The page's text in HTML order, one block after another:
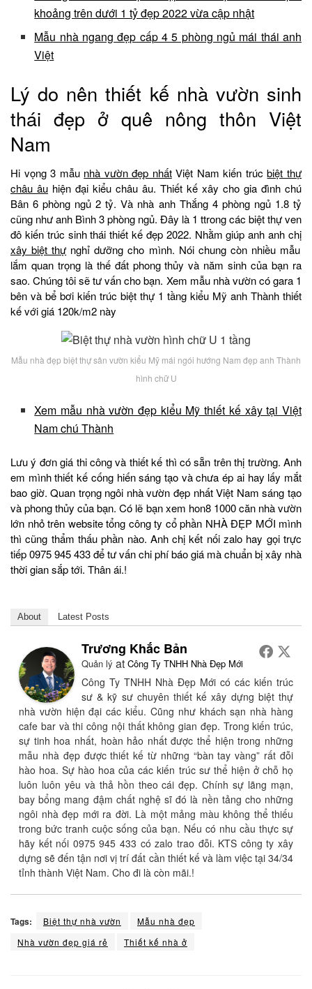
khoảng trên dưới 1 tỷ đẹp 2022 vừa cập nhật
Mẫu nhà ngang đẹp cấp 4 5 phòng ngủ mái thái anh
Việt
Lý do nên thiết kế nhà vườn sinh
thái đẹp ở quê nông thôn Việt
Nam
Hi vọng 3 mẫu nhà vườn đẹp nhấtViệt Nam kiến trúcbiệt thự
châu âu hiện đại kiểu châu âu. Thiết kế xây cho gia đình chú
Bân 6 phòng ngủ 2 tỷ. Và nhà anh Thắng 4 phòng ngủ 1.8 tỷ
cũng như anh Bình 3 phòng ngủ. Đây là 1 ttrong các biệt thự ven
đô kiến trúc sinh thái thiết kế đẹp 2022. Nhằm giúp anh anh chị
xây biệt thự nghỉ dưỡng cho mình. Nói chung còn nhiều mẫu
lắm quan trọng là thế đất phong thủy và năm sinh của bạn ra
sao. Chúng tôi sẽ tư vấn cho bạn. Xem mẫu nhà vườn có gara 1
bên và bể bơi kiến trúc biệt thự 1 tầng kiểu Mỹ anh Thành thiết
kế với giá 120k/m2 này
Mẫu nhà đẹp biệt thự sân vườn kiểu Mỹ mái ngói hướng Nam đẹp anh Thành
hình chữ U
Xem mẫu nhà vườn đẹp kiểu Mỹ thiết kế xây tại Việt
Nam chú Thành
Lưu ý đơn giá thi công và thiết kế thì có sẵn trên thị trường. Anh
em mình thiết kế cống hiến sáng tạo và chưa ép ai hay lấy mắt
bao giờ. Quan trọng ngôi nhà vườn đẹp nhất Việt Nam sáng tạo
và phong thủy của bạn. Có lẽ bạn xem hon8 1000 căn nhà vườn
lớn nhỏ trên website tổng công ty cổ phần NHÀ ĐẸP MỚI mình
thì cũng thẩm thấu phần nào. Anh chị kết nối zalo hay gọi trực
tiếp 0975 945 433 để tư vấn chi phí báo giá mà chuẩn bị xây nhà
thời gian sắp tới. Thân ái.!
About Latest Posts
Trương Khắc Bản
Quản lý at Công Ty TNHH Nhà Đẹp Mới
Công Ty TNHH Nhà Đẹp Mới có các kiến trúc
sư & kỹ sư chuyên thiết kế xây dựng biệt thự
nhà vườn hiện đại các kiểu. Cũng như khách sạn nhà hàng
cafe bar và thi công nội thất không gian đẹp. Trong kiến trúc,
sự tinh hoa nhất, hoàn hảo nhất được thể hiện trong những
mẫu nhà đẹp được thiết kế từ những “bàn tay vàng” rất đỗi
hào hoa. Sự hào hoa của các kiến trúc sư thể hiện ở chỗ họ
luôn luôn yêu và thả hồn theo cái đẹp. Chính sự lãng mạn,
bay bổng mang đậm chất nghệ sĩ đó là nền tảng cho những
ngôi nhà đẹp mới ra đời. Là một mảng màu không thể thiếu
trong bức tranh cuộc sống của bạn. Nếu có nhu cầu thực sự
hãy kết nối 0975 945 433 có zalo trao đỗi. KTS công ty xây
dựng sẽ đến tận nơi vị trí đất cần thiết kế và làm việc tại 34/34
tỉnh thành Việt Nam. Cho đi là còn mãi.!
Tags: Biệt thự nhà vườn
Mẫu nhà đẹp
Nhà vườn đẹp giá rẻ
Thiết kế nhà ở